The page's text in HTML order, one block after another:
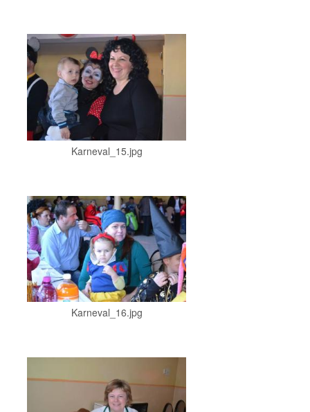
Karneval_15.jpg
Karneval_16.jpg